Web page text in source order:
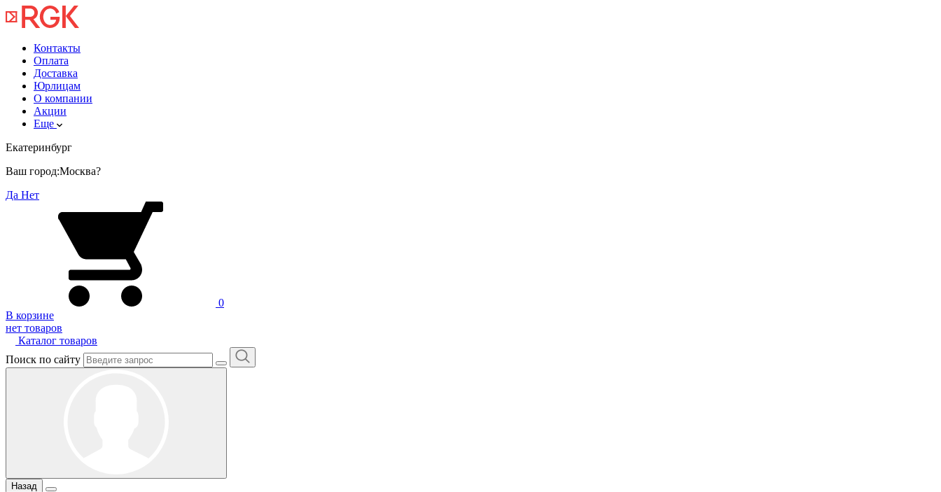
Контакты
Оплата
Доставка
Юрлицам
О компании
Акции
Еще
Екатеринбург
Ваш город:Москва?
Да Нет
0
В корзине
нет товаров
Каталог товаров
Поиск по сайту
Назад